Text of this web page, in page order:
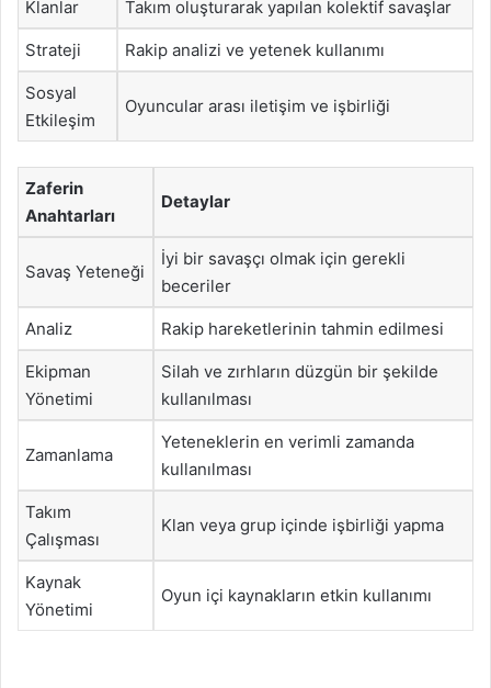
Klanlar Takım oluşturarak yapılan kolektif savaşlar
Strateji Rakip analizi ve yetenek kullanımı
Sosyal
Etkileşim
Oyuncular arası iletişim ve işbirliği
Zaferin
Anahtarları
Detaylar
Savaş Yeteneği
İyi bir savaşçı olmak için gerekli
beceriler
Analiz Rakip hareketlerinin tahmin edilmesi
Ekipman
Yönetimi
Silah ve zırhların düzgün bir şekilde
kullanılması
Zamanlama
Yeteneklerin en verimli zamanda
kullanılması
Takım
Çalışması
Klan veya grup içinde işbirliği yapma
Kaynak
Yönetimi
Oyun içi kaynakların etkin kullanımı